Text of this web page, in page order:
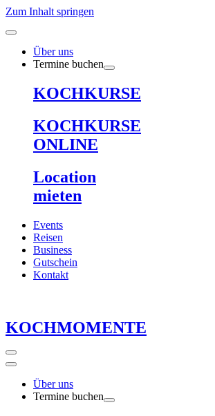
Zum Inhalt springen
Über uns
Termine buchen
KOCHKURSE
KOCHKURSE
ONLINE
Location
mieten
Events
Reisen
Business
Gutschein
Kontakt
KOCHMOMENTE
Über uns
Termine buchen